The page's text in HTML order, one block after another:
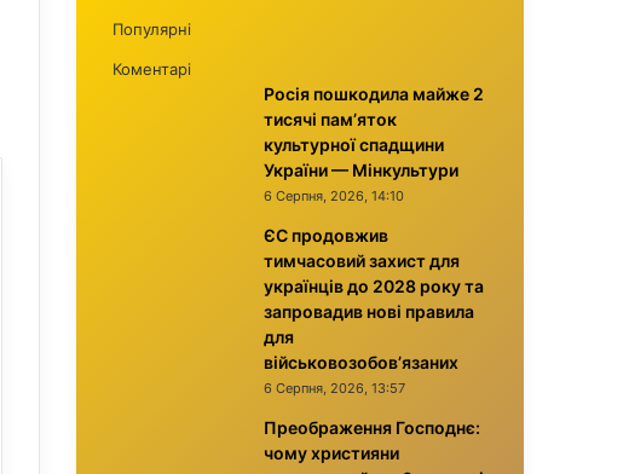
Популярні
Коментарі
Росія пошкодила майже 2
тисячі пам’яток
культурної спадщини
України — Мінкультури
6 Серпня, 2026, 14:10
ЄС продовжив
тимчасовий захист для
українців до 2028 року та
запровадив нові правила
для
військовозобов’язаних
6 Серпня, 2026, 13:57
Преображення Господнє:
чому християни